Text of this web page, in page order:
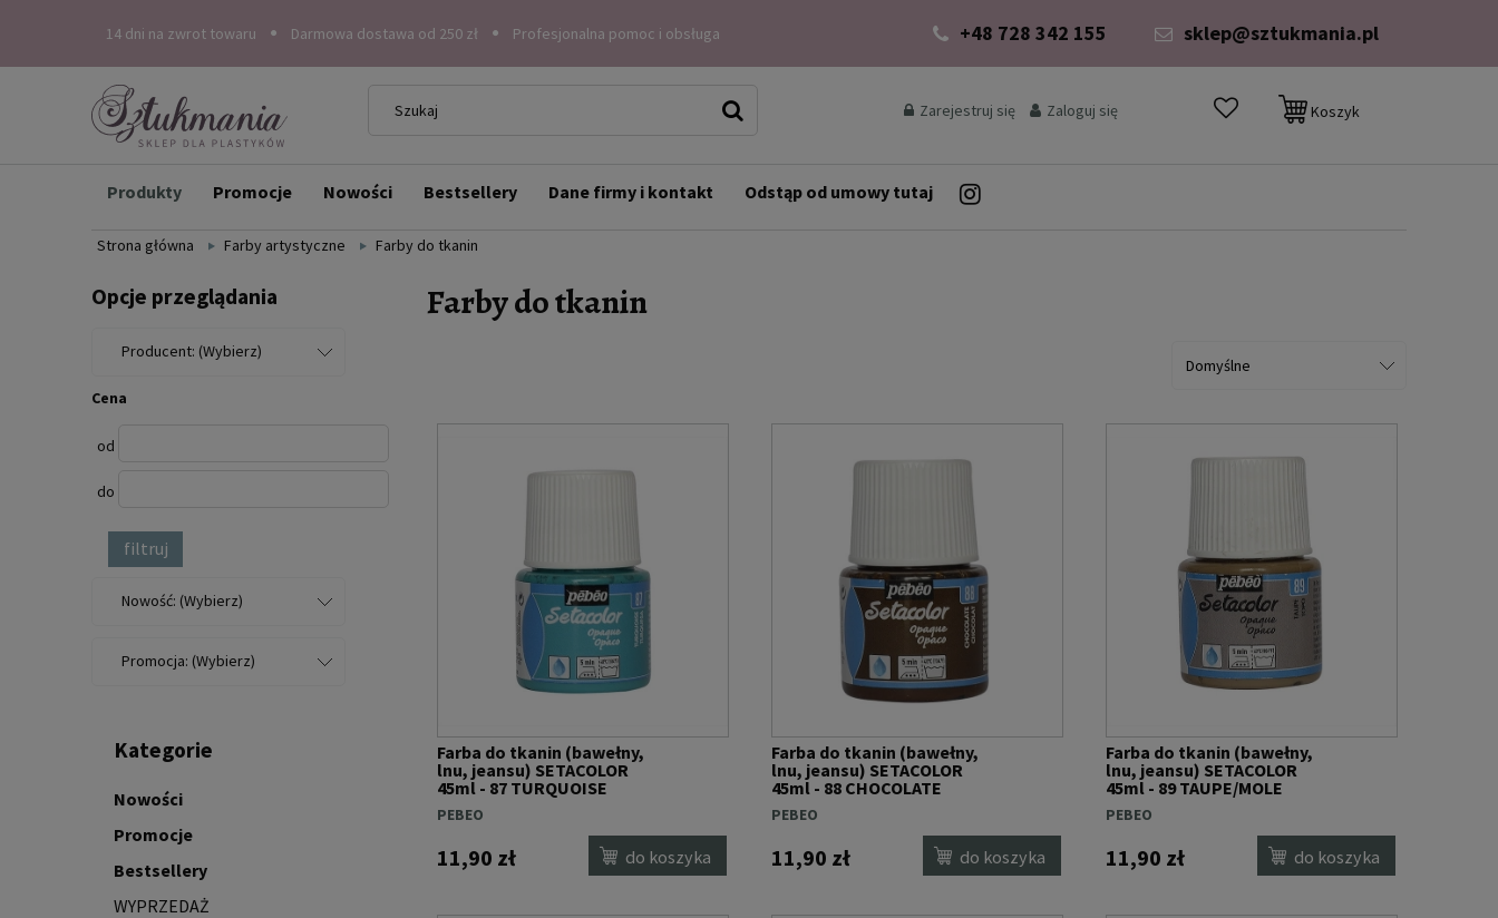
14 dni na zwrot towaru Darmowa dostawa od 250 zł Profesjonalna pomoc i obsługa +48 728 342 155 sklep@sztukmania.pl
Zarejestruj się Zaloguj się Koszyk
Produkty Promocje Nowości Bestsellery Dane firmy i kontakt Odstąp od umowy tutaj
Strona główna Farby artystyczne Farby do tkanin
Opcje przeglądania
Producent: (Wybierz)
Cena
od
do
filtruj
Nowość: (Wybierz)
Promocja: (Wybierz)
Kategorie
Nowości
Promocje
Bestsellery
WYPRZEDAŻ
Farby do tkanin
Farba do tkanin (bawełny,
lnu, jeansu) SETACOLOR
45ml - 87 TURQUOISE
PEBEO
11,90 zł do koszyka
Farba do tkanin (bawełny,
lnu, jeansu) SETACOLOR
45ml - 88 CHOCOLATE
PEBEO
11,90 zł do koszyka
Farba do tkanin (bawełny,
lnu, jeansu) SETACOLOR
45ml - 89 TAUPE/MOLE
PEBEO
11,90 zł do koszyka